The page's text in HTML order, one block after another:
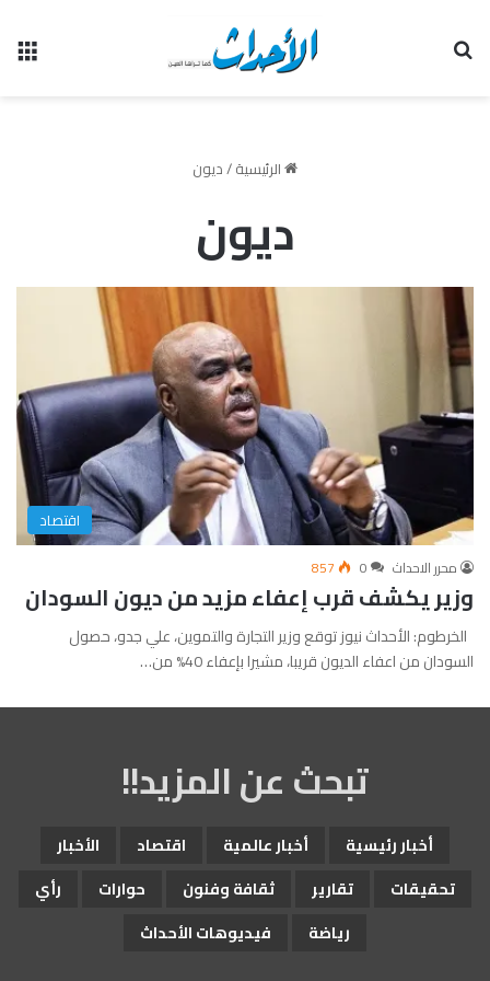
الرئيسية/ديون
ديون
اقتصاد
محرر الاحداث 0
857
وزير يكشف قرب إعفاء مزيد من ديون السودان
الخرطوم: الأحداث نيوز توقع وزير التجارة والتموين، علي جدو، حصول
السودان من اعفاء الديون قريبا، مشيرا بإعفاء 40% من…
تبحث عن المزيد!!
أخبار رئيسية أخبار عالمية اقتصاد
الأخبار
تحقيقات
تقارير ثقافة وفنون حوارات
رأي
رياضة
فيديوهات الأحداث